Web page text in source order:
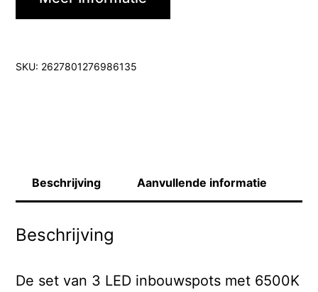
SKU: 2627801276986135
Beschrijving Aanvullende informatie
Beschrijving
De set van 3 LED inbouwspots met 6500K